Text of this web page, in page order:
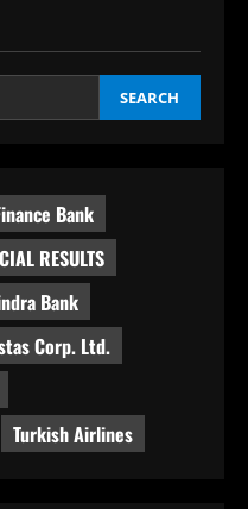
SEARCH
Bank
RESULTS
Bank
Corp. Ltd.
Turkish Airlines